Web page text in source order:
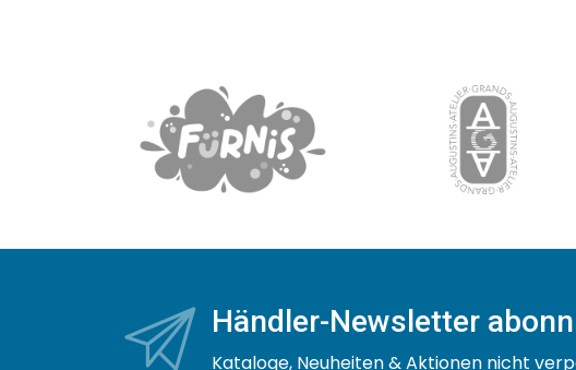
Händler-Newsletter
Kataloge, Neuheiten & Aktionen nicht